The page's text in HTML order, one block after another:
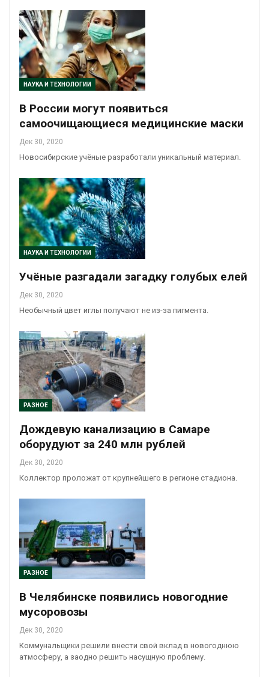
НАУКА И ТЕХНОЛОГИИ
В России могут появиться
самоочищающиеся медицинские маски
Дек 30, 2020
Новосибирские учёные разработали уникальный материал.
НАУКА И ТЕХНОЛОГИИ
Учёные разгадали загадку голубых елей
Дек 30, 2020
Необычный цвет иглы получают не из-за пигмента.
РАЗНОЕ
Дождевую канализацию в Самаре
оборудуют за 240 млн рублей
Дек 30, 2020
Коллектор проложат от крупнейшего в регионе стадиона.
РАЗНОЕ
В Челябинске появились новогодние
мусоровозы
Дек 30, 2020
Коммунальщики решили внести свой вклад в новогоднюю
атмосферу, а заодно решить насущную проблему.